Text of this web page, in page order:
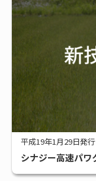
平成19年1月29日発
シナジー高速パ